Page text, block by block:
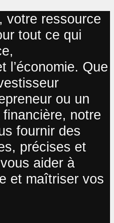
votre ressource
tout ce qui
l’économie. Que
ou un
notre
fournir des
précises et
aider à
et maîtriser vos